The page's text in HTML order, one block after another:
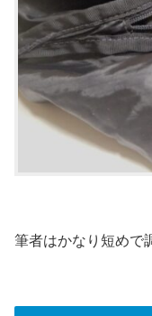
筆者はかなり短めで